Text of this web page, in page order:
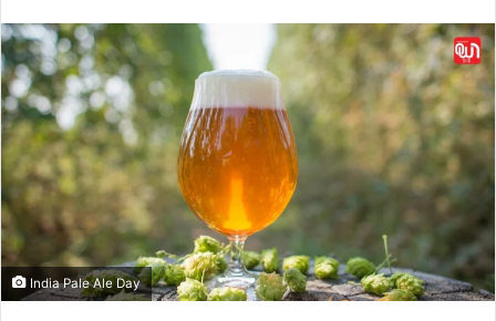
n
a
e
a
i
l
India Pale Ale Day